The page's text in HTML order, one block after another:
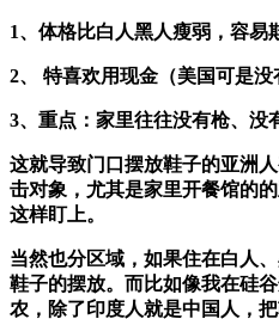
1、体格比白人黑人瘦弱，容易
2、 特喜欢用现金（美国可是没
3、重点：家里往往没有枪、没
这就导致门口摆放鞋子的亚洲
击对象，尤其是家里开餐馆的
这样盯上。
当然也分区域，如果住在白人
鞋子的摆放。而比如像我在硅
农，除了印度人就是中国人，